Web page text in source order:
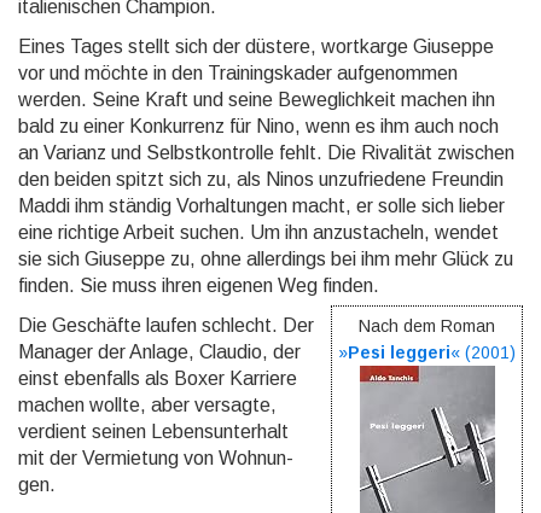
italieni­schen Champion.
Eines Tages stellt sich der düstere, wortkarge Giuseppe
vor und möchte in den Trainings­kader auf­genom­men
werden. Seine Kraft und seine Beweg­lichkeit machen ihn
bald zu einer Konkur­renz für Nino, wenn es ihm auch noch
an Varianz und Selbst­kontrolle fehlt. Die Rivalität zwischen
den beiden spitzt sich zu, als Ninos unzu­friedene Freundin
Maddi ihm ständig Vorhal­tungen macht, er solle sich lieber
eine richtige Arbeit suchen. Um ihn anzu­stacheln, wendet
sie sich Giuseppe zu, ohne allerdings bei ihm mehr Glück zu
finden. Sie muss ihren eigenen Weg finden.
Nach dem Roman
»Pesi leggeri« (2001)
Die Geschäfte laufen schlecht. Der
Manager der Anlage, Claudio, der
einst ebenfalls als Boxer Karriere
machen wollte, aber versagte,
verdient seinen Lebens­unterhalt
mit der Vermietung von Woh­nun­
gen.